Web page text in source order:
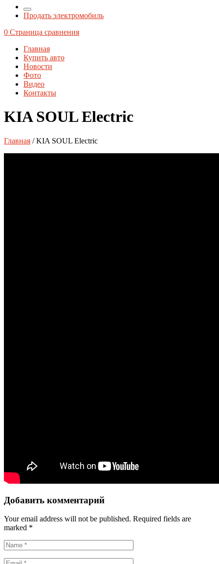
Продать электромобиль
0 Страница сравнения
Главная
Купить авто
Новости
Фото
Видео
Контакты
KIA SOUL Electric
Главная / KIA SOUL Electric
Добавить комментарий
Your email address will not be published. Required fields are
marked *